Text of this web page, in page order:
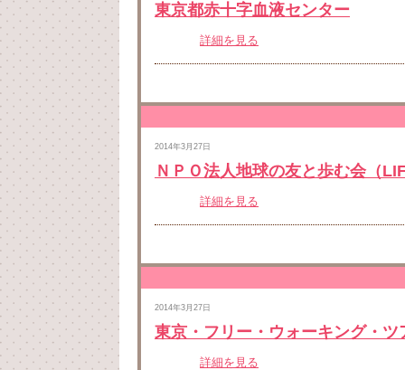
東京都赤十字血液センター
詳細を見る
2014年3月27日
ＮＰＯ法人地球の友と歩む会（
詳細を見る
2014年3月27日
東京・フリー・ウォーキング・ツ
詳細を見る